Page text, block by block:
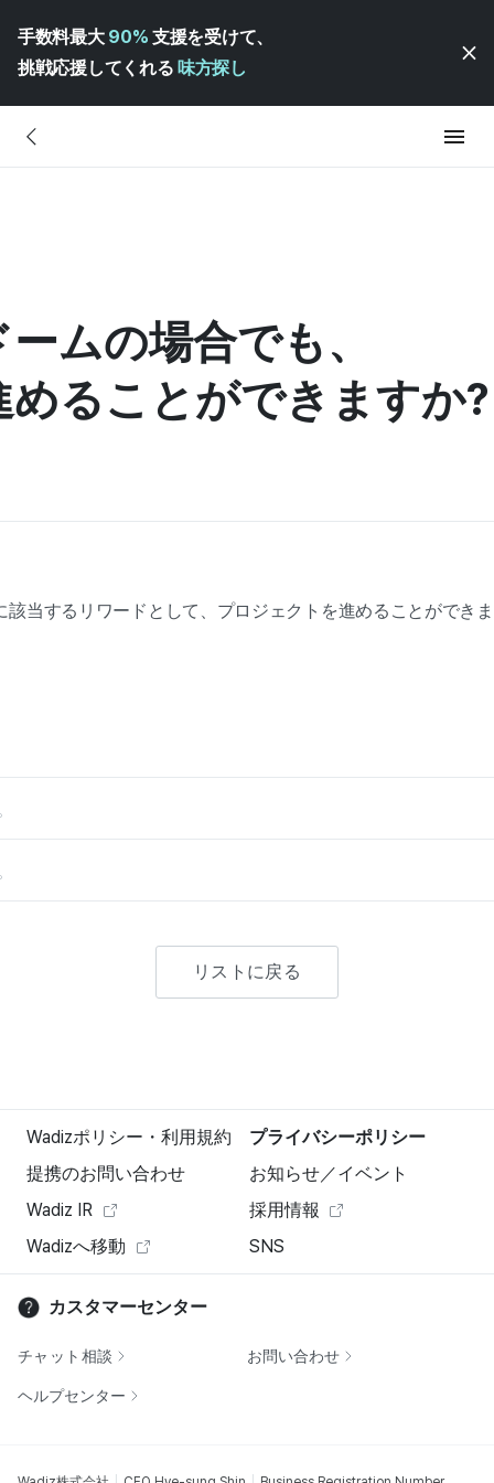
手数料最大 90% 支援を受けて、
挑戦応援してくれる 味方探し
ムの場合でも、
ることができますか?
該当するリワードとして、プロジェクトを進めることができ
リストに戻る
Wadizポリシー・利用規約
プライバシーポリシー
提携のお問い合わせ
お知らせ／イベント
Wadiz IR
採用情報
Wadizへ移動
SNS
カスタマーセンター
チャット相談 お問い合わせ
ヘルプセンター